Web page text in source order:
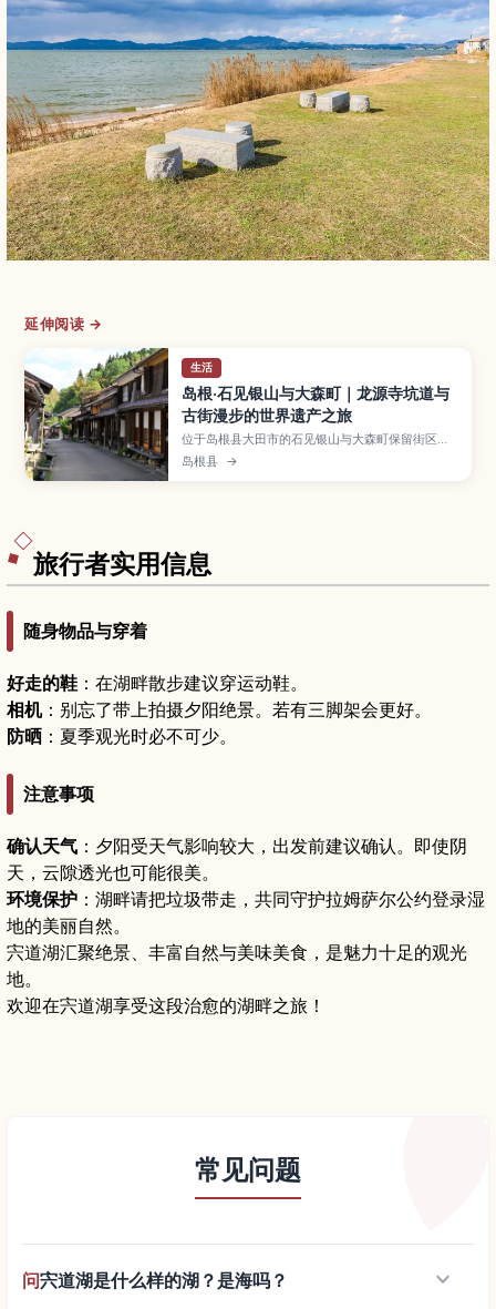
延伸阅读 →
生活
岛根·石见银山与大森町｜龙源寺坑道与
古街漫步的世界遗产之旅
位于岛根县大田市的石见银山与大森町保留街区，
曾是世界知名的银矿产地，如今以静谧而富有韵味
的景致被列入世界文化遗产。本文将介绍龙源寺坑
岛根县 →
旅行者实用信息
随身物品与穿着
好走的鞋 ：在湖畔散步建议穿运动鞋。
相机：别忘了带上拍摄夕阳绝景。若有三脚架会更好。
防晒 ：夏季观光时必不可少。
注意事项
确认天气 ：夕阳受天气影响较大，出发前建议确认。即使阴
天，云隙透光也可能很美。
环境保护 ：湖畔请把垃圾带走，共同守护拉姆萨尔公约登录湿
地的美丽自然。
宍道湖汇聚绝景、丰富自然与美味美食，是魅力十足的观光
地。
欢迎在宍道湖享受这段治愈的湖畔之旅！
常见问题
问宍道湖是什么样的湖？是海吗？ keyboard_arrow_down